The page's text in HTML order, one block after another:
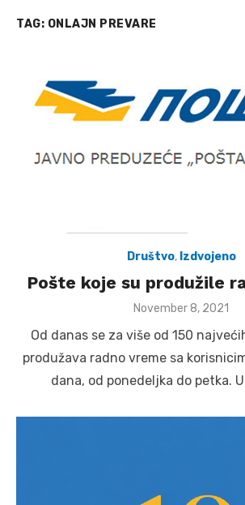
TAG: ONLAJN PREVARE
Društvo, Izdvojeno
Pošte koje su produžile
Posted
November 8, 2021
Od danas se za više od 150
produžava radno vreme sa
dana, od ponedeljka do petka.